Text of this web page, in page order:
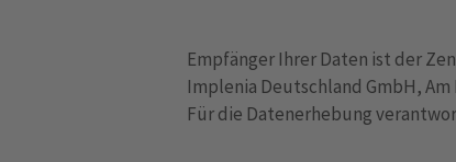
Empfänger Ihrer Daten ist der
Implenia Deutschland GmbH, Am
Für die Datenerhebung